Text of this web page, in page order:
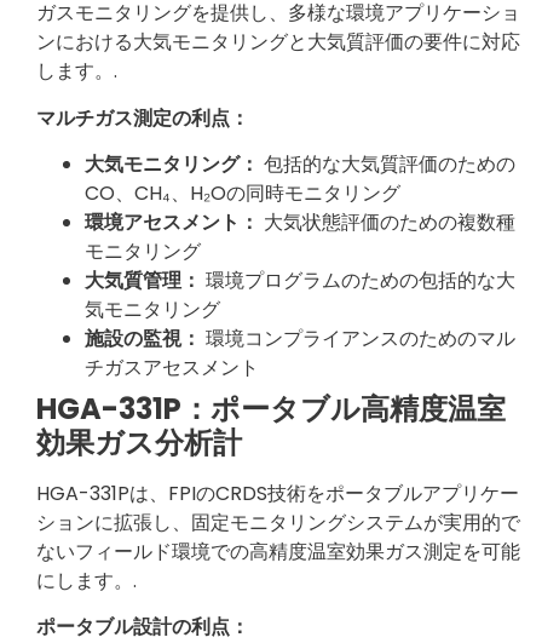
ガスモニタリングを提供し、多様な環境アプリケーショ
ンにおける大気モニタリングと大気質評価の要件に対応
します。.
マルチガス測定の利点：
大気モニタリング： 包括的な大気質評価のための
CO、CH₄、H₂Oの同時モニタリング
環境アセスメント： 大気状態評価のための複数種
モニタリング
大気質管理： 環境プログラムのための包括的な大
気モニタリング
施設の監視： 環境コンプライアンスのためのマル
チガスアセスメント
HGA-331P：ポータブル高精度温室
効果ガス分析計
HGA-331Pは、FPIのCRDS技術をポータブルアプリケー
ションに拡張し、固定モニタリングシステムが実用的で
ないフィールド環境での高精度温室効果ガス測定を可能
にします。.
ポータブル設計の利点：